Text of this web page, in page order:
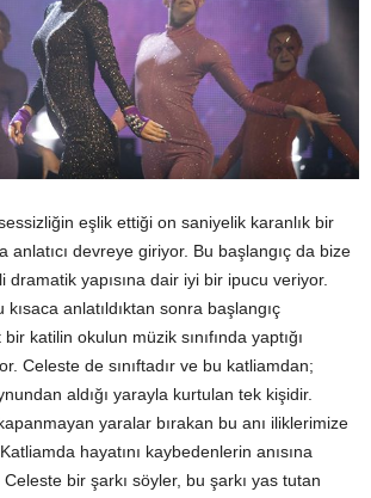
eşlik ettiği on saniyelik karanlık bir
anlatıcı devreye giriyor. Bu başlangıç da bize
dramatik yapısına dair iyi bir ipucu veriyor.
kısaca anlatıldıktan sonra başlangıç
katilin okulun müzik sınıfında yaptığı
Celeste de sınıftadır ve bu katliamdan;
aldığı yarayla kurtulan tek kişidir.
yaralar bırakan bu anı iliklerimize
hayatını kaybedenlerin anısına
bir şarkı söyler, bu şarkı yas tutan